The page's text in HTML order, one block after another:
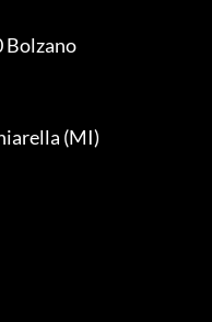
Bolzano
(MI)